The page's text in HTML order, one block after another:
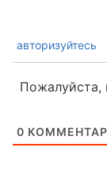
авторизуйтесь
Пожалуйста,
0